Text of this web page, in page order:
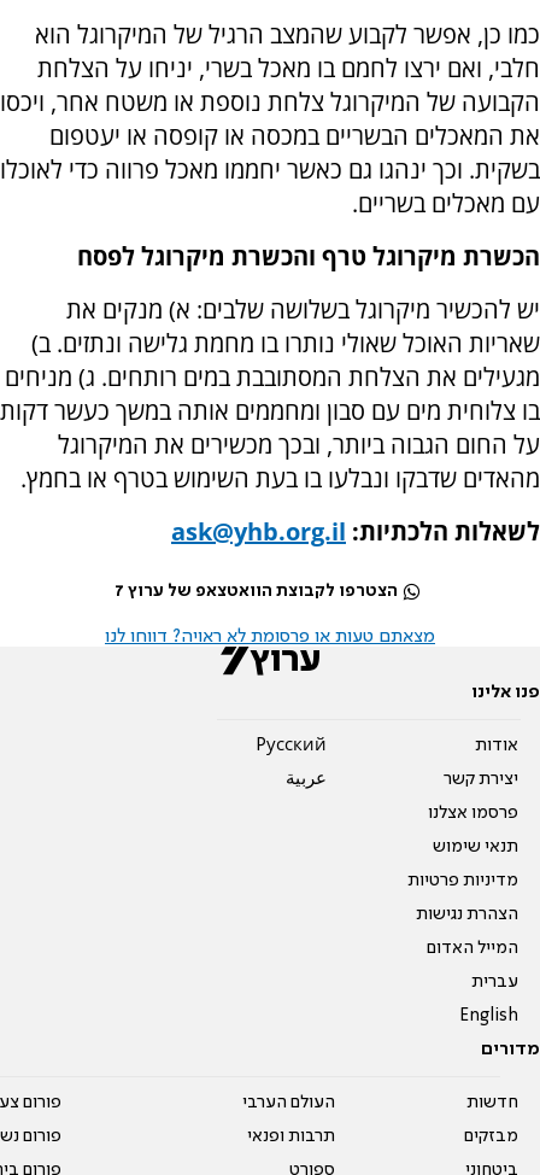
כמו כן, אפשר לקבוע שהמצב הרגיל של המיקרוגל הוא
חלבי, ואם ירצו לחמם בו מאכל בשרי, יניחו על הצלחת
הקבועה של המיקרוגל צלחת נוספת או משטח אחר, ויכסו
את המאכלים הבשריים במכסה או קופסה או יעטפום
בשקית. וכך ינהגו גם כאשר יחממו מאכל פרווה כדי לאוכלו
עם מאכלים בשריים.
הכשרת מיקרוגל טרף והכשרת מיקרוגל לפסח
יש להכשיר מיקרוגל בשלושה שלבים: א) מנקים את
שאריות האוכל שאולי נותרו בו מחמת גלישה ונתזים. ב)
מגעילים את הצלחת המסתובבת במים רותחים. ג) מניחים
בו צלוחית מים עם סבון ומחממים אותה במשך כעשר דקות
על החום הגבוה ביותר, ובכך מכשירים את המיקרוגל
מהאדים שדבקו ונבלעו בו בעת השימוש בטרף או בחמץ.
לשאלות הלכתיות: ask@yhb.org.il
הצטרפו לקבוצת הוואטצאפ של ערוץ 7
מצאתם טעות או פרסומת לא ראויה? דווחו לנו
פנו אלינו
אודות
יצירת קשר
פרסמו אצלנו
תנאי שימוש
מדיניות פרטיות
הצהרת נגישות
המייל האדום
עברית
English
Pусский
عربية
מדורים
חדשות
מבזקים
ביטחוני
העולם הערבי
תרבות ופנאי
ספורט
פורום
פורום
פורום